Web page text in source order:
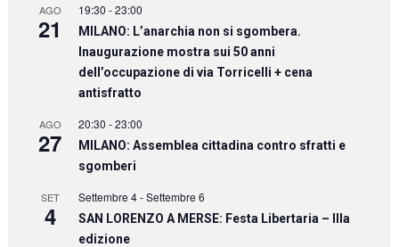
AGO
21
19:30 -23:00
MILANO: L’anarchia non si sgombera.
Inaugurazione mostra sui 50 anni
dell’occupazione di via Torricelli + cena
antisfratto
AGO
27
20:30 -23:00
MILANO: Assemblea cittadina contro sfratti e
sgomberi
SET
4
Settembre 4-Settembre 6
SAN LORENZO A MERSE: Festa Libertaria – IIIa
edizione